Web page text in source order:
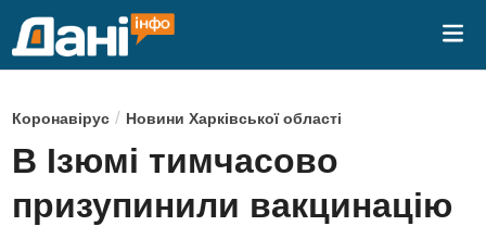
P
o
s
Коронавірус / Новини Харківської області
В Ізюмі тимчасово
призупинили вакцинацію